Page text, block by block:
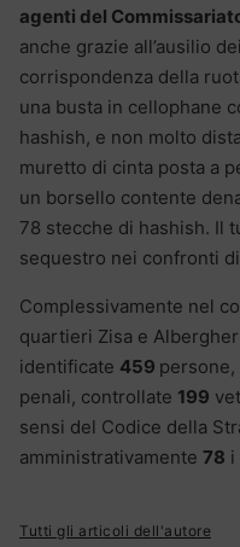
agenti del
anche grazie all’ausilio
corrispondenza della
una busta in cellophane
hashish, e non molto
muretto di cinta posta a
un borsello contente
78 stecche di hashish. Il
sequestro nei confronti
Complessivamente nel
quartieri Zisa e
identificate 459 persone,
penali, controllate 199
sensi del Codice della
amministrativamente 78 i
Tutti gli articoli dell'autore